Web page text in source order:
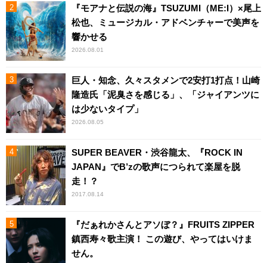
『モアナと伝説の海』TSUZUMI（ME:I）×尾上
松也、ミュージカル・アドベンチャーで美声を
響かせる
2026.08.01
巨人・知念、久々スタメンで2安打1打点！山崎
隆造氏「泥臭さを感じる」、「ジャイアンツに
は少ないタイプ」
2026.08.05
SUPER BEAVER・渋谷龍太、『ROCK IN
JAPAN』でB’zの歌声につられて楽屋を脱
走！？
2017.08.14
『だぁれかさんとアソぼ？』FRUITS ZIPPER
鎮西寿々歌主演！ この遊び、やってはいけま
せん。